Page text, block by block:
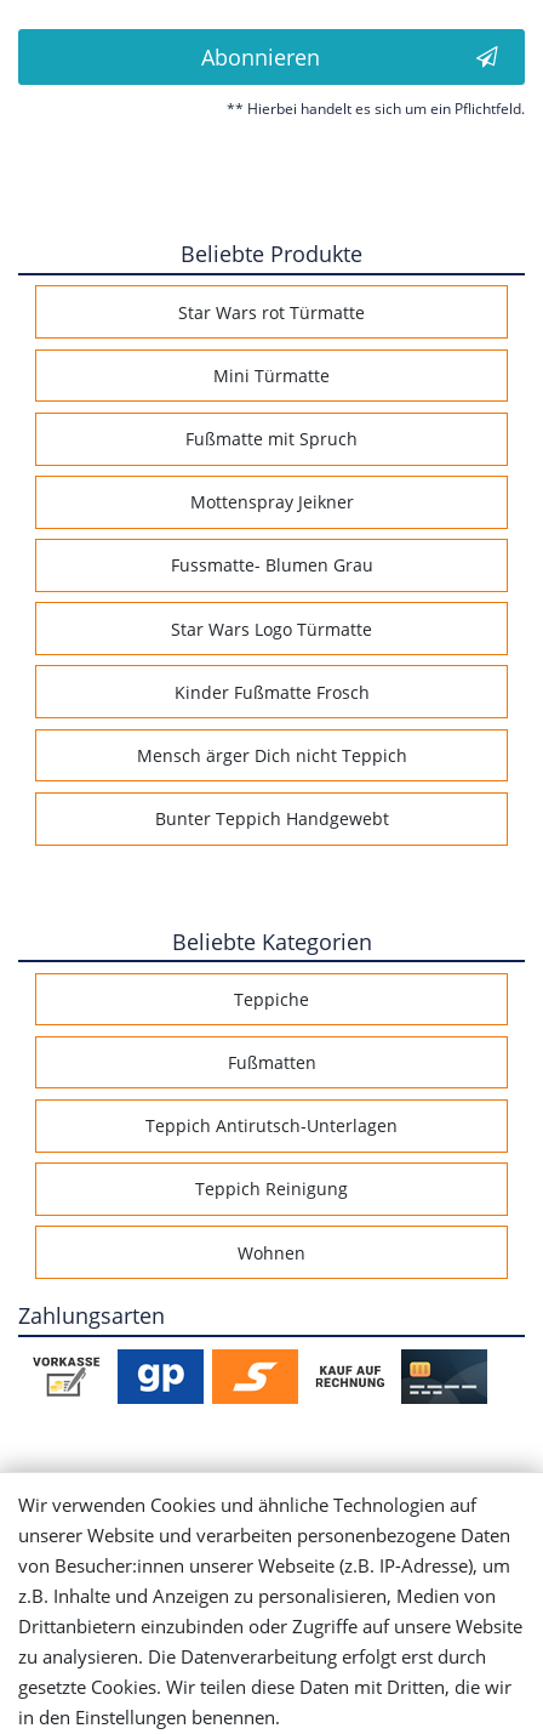
Abonnieren
** Hierbei handelt es sich um ein Pflichtfeld.
Beliebte Produkte
Star Wars rot Türmatte
Mini Türmatte
Fußmatte mit Spruch
Mottenspray Jeikner
Fussmatte- Blumen Grau
Star Wars Logo Türmatte
Kinder Fußmatte Frosch
Mensch ärger Dich nicht Teppich
Bunter Teppich Handgewebt
Beliebte Kategorien
Teppiche
Fußmatten
Teppich Antirutsch-Unterlagen
Teppich Reinigung
Wohnen
Zahlungsarten
Mein Konto
Login
Registrieren
Versandinformationen
Wir verwenden Cookies und ähnliche Technologien auf
unserer Website und verarbeiten personenbezogene Daten
von Besucher:innen unserer Webseite (z.B. IP-Adresse), um
z.B. Inhalte und Anzeigen zu personalisieren, Medien von
Drittanbietern einzubinden oder Zugriffe auf unsere Website
zu analysieren. Die Datenverarbeitung erfolgt erst durch
gesetzte Cookies. Wir teilen diese Daten mit Dritten, die wir
in den Einstellungen benennen.